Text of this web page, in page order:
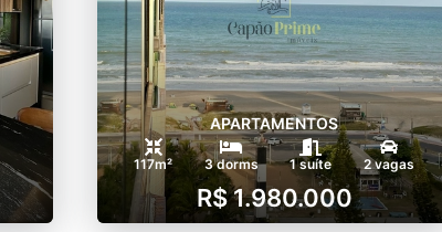
APARTAMENTOS
117m² 3 dorms 1 suíte 2 vagas
R$ 1.980.000